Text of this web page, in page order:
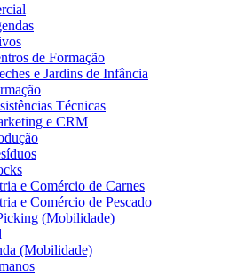
de Formação
e Jardins de Infância
Técnicas
e CRM
e Comércio de Carnes
e Comércio de Pescado
(Mobilidade)
(Mobilidade)